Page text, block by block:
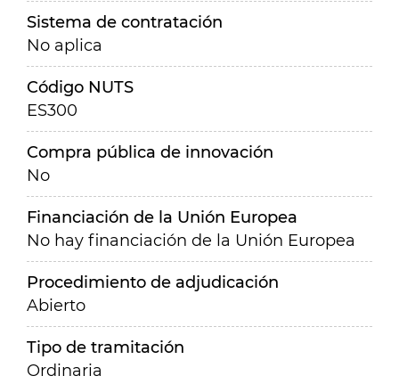
Sistema de contratación
No aplica
Código NUTS
ES300
Compra pública de innovación
No
Financiación de la Unión Europea
No hay financiación de la Unión Europea
Procedimiento de adjudicación
Abierto
Tipo de tramitación
Ordinaria